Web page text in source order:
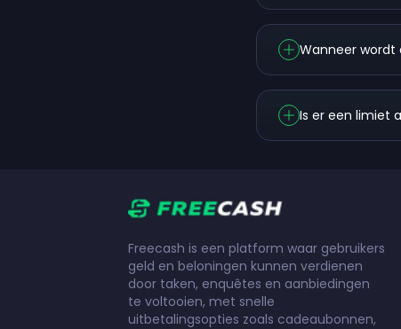
Wanneer wordt
Is er een limiet
Freecash is een platform waar gebruikers
geld en beloningen kunnen verdienen
door taken, enquêtes en aanbiedingen
te voltooien, met snelle
uitbetalingsopties zoals cadeaubonnen,